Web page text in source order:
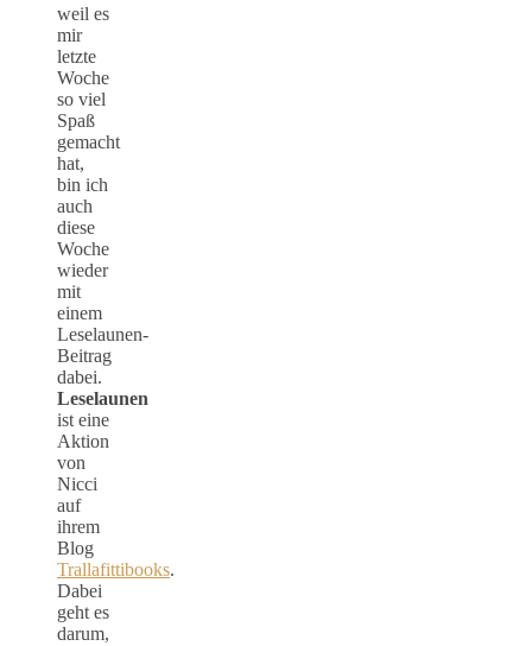
weil es
mir
letzte
Woche
so viel
Spaß
gemacht
hat,
bin ich
auch
diese
Woche
wieder
mit
einem
Leselaunen-
Beitrag
dabei.
Leselaunen
ist eine
Aktion
von
Nicci
auf
ihrem
Blog
Trallafittibooks.
Dabei
geht es
darum,